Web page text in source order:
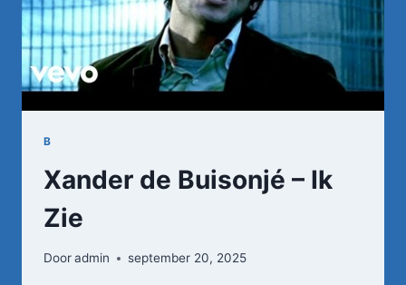
B
Xander de Buisonjé – Ik
Zie
Dooradmin september 20, 2025